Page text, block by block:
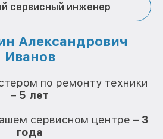
сервисный инженер
Александрович
Иванов
по ремонту техники
– 5 лет
сервисном центре – 3
года